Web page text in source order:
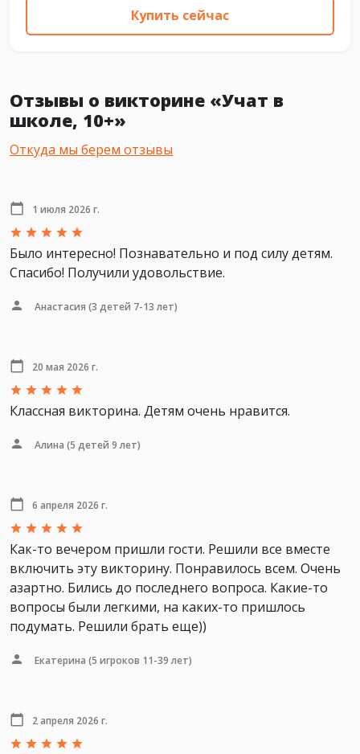
Купить сейчас
Отзывы о викторине «Учат в
школе, 10+»
Откуда мы берем отзывы
1 июля 2026 г.
Было интересно! Познавательно и под силу детям.
Спасибо! Получили удовольствие.
Анастасия (3 детей 7-13 лет)
20 мая 2026 г.
Классная викторина. Детям очень нравится.
Алина (5 детей 9 лет)
6 апреля 2026 г.
Как-то вечером пришли гости. Решили все вместе
включить эту викторину. Понравилось всем. Очень
азартно. Бились до последнего вопроса. Какие-то
вопросы были легкими, на каких-то пришлось
подумать. Решили брать еще))
Екатерина (5 игроков 11-39 лет)
2 апреля 2026 г.